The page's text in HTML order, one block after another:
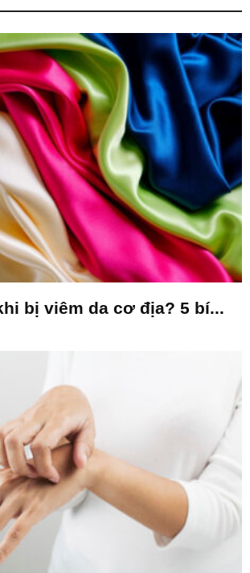
bị viêm da cơ địa? 5 bí...